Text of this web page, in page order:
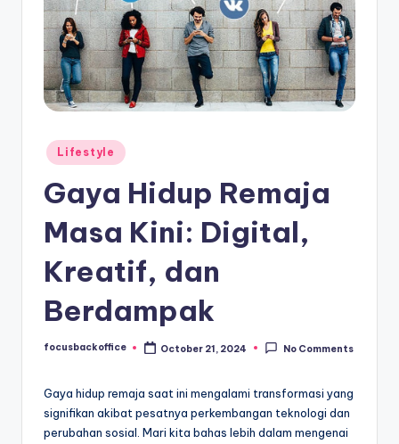
Posted
in
Lifestyle
Gaya Hidup Remaja
Masa Kini: Digital,
Kreatif, dan
Berdampak
Posted
focusbackoffice October 21, 2024 No Comments
Gaya hidup remaja saat ini mengalami transformasi yang
signifikan akibat pesatnya perkembangan teknologi dan
perubahan sosial. Mari kita bahas lebih dalam mengenai